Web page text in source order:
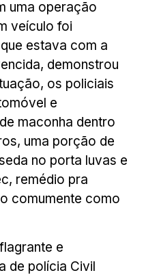
uma operação
veículo foi
estava com a
demonstrou
os policiais
e
maconha dentro
uma porção de
no porta luvas e
remédio pra
comumente como
e
de polícia Civil